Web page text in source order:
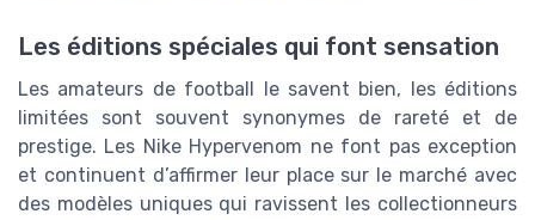
Les éditions spéciales qui font sensation
Les amateurs de football le savent bien, les éditions
limitées sont souvent synonymes de rareté et de
prestige. Les Nike Hypervenom ne font pas exception
et continuent d’affirmer leur place sur le marché avec
des modèles uniques qui ravissent les collectionneurs